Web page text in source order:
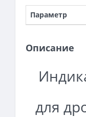
Параметр
Описание
для